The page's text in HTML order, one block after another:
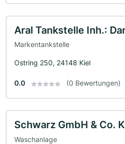
Aral Tankstelle Inh.:
Markentankstelle
Ostring 250, 24148 Kiel
0.0 (0 Bewertungen)
Schwarz GmbH & Co.
Waschanlage